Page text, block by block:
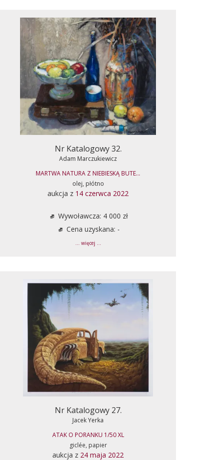
Nr Katalogowy 32.
Adam Marczukiewicz
MARTWA NATURA Z NIEBIESKĄ BUTE...
olej, płótno
aukcja z 14 czerwca 2022
Wywoławcza: 4 000 zł
Cena uzyskana: -
... więcej ...
Nr Katalogowy 27.
Jacek Yerka
ATAK O PORANKU 1/50 XL
giclée, papier
aukcja z 24 maja 2022